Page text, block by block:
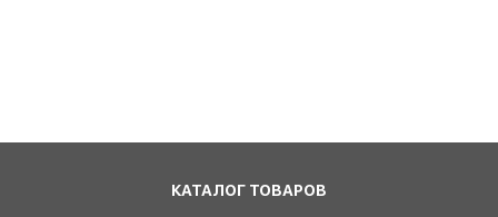
КАТАЛОГ ТОВАРОВ